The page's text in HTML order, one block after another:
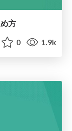
方
0 1.9k